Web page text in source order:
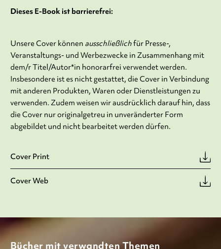
Dieses E-Book ist barrierefrei:
Unsere Cover können ausschließlichfür Presse-,
Veranstaltungs- und Werbezwecke in Zusammenhang mit
dem/r Titel/Autor*in honorarfrei verwendet werden.
Insbesondere ist es nicht gestattet, die Cover in Verbindung
mit anderen Produkten, Waren oder Dienstleistungen zu
verwenden. Zudem weisen wir ausdrücklich darauf hin, dass
die Cover nur originalgetreu in unveränderter Form
abgebildet und nicht bearbeitet werden dürfen.
Cover Print
Cover Web
Bücher mit verwandten Themen